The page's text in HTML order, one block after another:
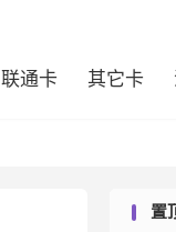
联通卡 其它卡
置